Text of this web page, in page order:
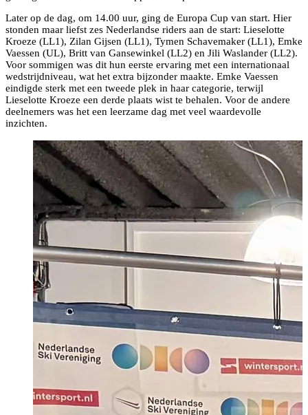
Later op de dag, om 14.00 uur, ging de Europa Cup van start. Hier
stonden maar liefst zes Nederlandse riders aan de start: Lieselotte
Kroeze (LL1), Zilan Gijsen (LL1), Tymen Schavemaker (LL1), Emke
Vaessen (UL), Britt van Gansewinkel (LL2) en Jili Waslander (LL2).
Voor sommigen was dit hun eerste ervaring met een internationaal
wedstrijdniveau, wat het extra bijzonder maakte. Emke Vaessen
eindigde sterk met een tweede plek in haar categorie, terwijl
Lieselotte Kroeze een derde plaats wist te behalen. Voor de andere
deelnemers was het een leerzame dag met veel waardevolle
inzichten.